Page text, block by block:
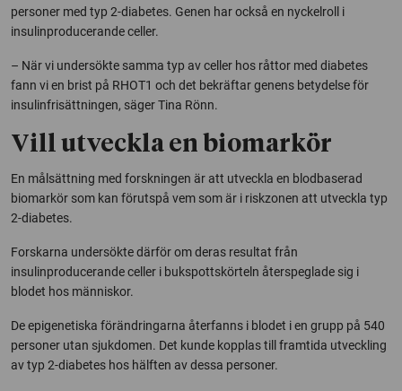
personer med typ 2-diabetes. Genen har också en nyckelroll i
insulinproducerande celler.
– När vi undersökte samma typ av celler hos råttor med diabetes
fann vi en brist på RHOT1 och det bekräftar genens betydelse för
insulinfrisättningen, säger Tina Rönn.
Vill utveckla en biomarkör
En målsättning med forskningen är att utveckla en blodbaserad
biomarkör som kan förutspå vem som är i riskzonen att utveckla typ
2-diabetes.
Forskarna undersökte därför om deras resultat från
insulinproducerande celler i bukspottskörteln återspeglade sig i
blodet hos människor.
De epigenetiska förändringarna återfanns i blodet i en grupp på 540
personer utan sjukdomen. Det kunde kopplas till framtida utveckling
av typ 2-diabetes hos hälften av dessa personer.